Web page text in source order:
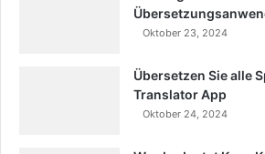
Oktober 23, 2024
Übersetzen Sie alle
Translator App
Oktober 24, 2024